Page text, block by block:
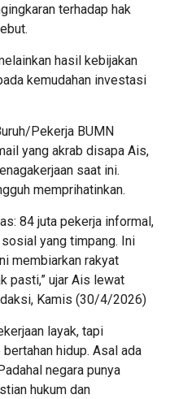
terhadap hak
hasil kebijakan
kemudahan investasi
Pekerja BUMN
yang akrab disapa Ais,
saat ini.
memprihatinkan.
84 juta pekerja informal,
yang timpang. Ini
membiarkan rakyat
pasti,” ujar Ais lewat
Kamis (30/4/2026)
layak, tapi
hidup. Asal ada
negara punya
hukum dan